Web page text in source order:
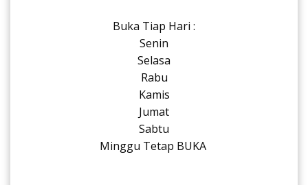
Buka Tiap Hari :
Senin
Selasa
Rabu
Kamis
Jumat
Sabtu
Minggu Tetap BUKA